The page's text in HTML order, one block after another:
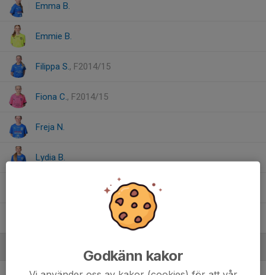
Emma B.
Emmie B.
Filippa S., F2014/15
Fiona C., F2014/15
Freja N.
Lydia B.
Christine BoströmLedare/Lagledare/Beteendecoach/
Godkänn kakor